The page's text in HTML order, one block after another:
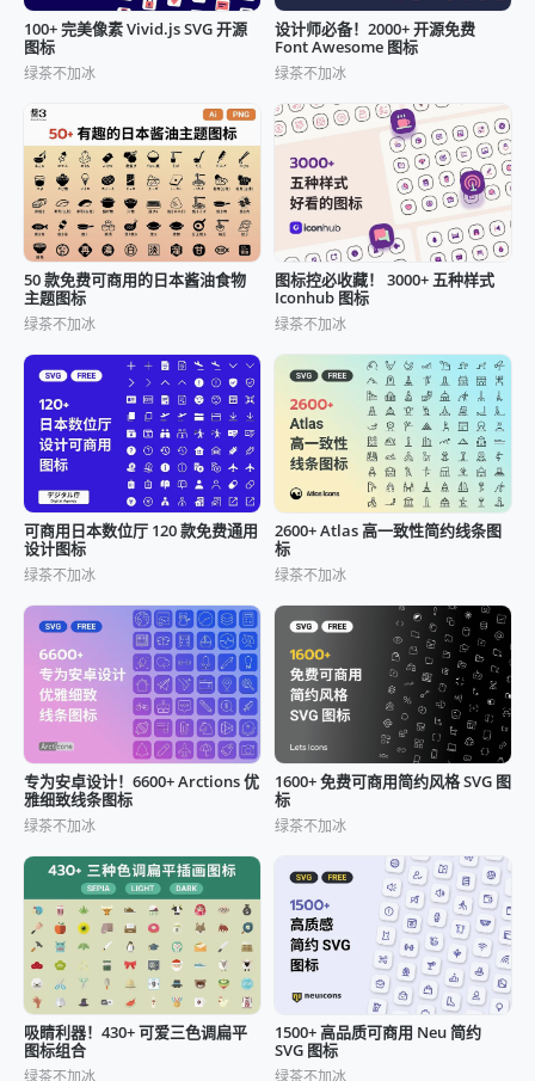
100+ 完美像素 Vivid.js SVG 开源
图标
绿茶不加冰
设计师必备！2000+ 开源免费
Font Awesome 图标
绿茶不加冰
50 款免费可商用的日本酱油食物
主题图标
绿茶不加冰
图标控必收藏！ 3000+ 五种样式
Iconhub 图标
绿茶不加冰
可商用日本数位厅 120 款免费通用
设计图标
绿茶不加冰
2600+ Atlas 高一致性简约线条图
标
绿茶不加冰
专为安卓设计！6600+ Arctions 优
雅细致线条图标
绿茶不加冰
1600+ 免费可商用简约风格 SVG 图
标
绿茶不加冰
吸睛利器！430+ 可爱三色调扁平
图标组合
绿茶不加冰
1500+ 高品质可商用 Neu 简约
SVG 图标
绿茶不加冰